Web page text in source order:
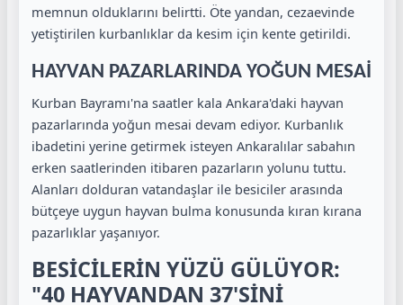
memnun olduklarını belirtti. Öte yandan, cezaevinde
yetiştirilen kurbanlıklar da kesim için kente getirildi.
HAYVAN PAZARLARINDA YOĞUN MESAİ
Kurban Bayramı'na saatler kala Ankara'daki hayvan
pazarlarında yoğun mesai devam ediyor. Kurbanlık
ibadetini yerine getirmek isteyen Ankaralılar sabahın
erken saatlerinden itibaren pazarların yolunu tuttu.
Alanları dolduran vatandaşlar ile besiciler arasında
bütçeye uygun hayvan bulma konusunda kıran kırana
pazarlıklar yaşanıyor.
BESİCİLERİN YÜZÜ GÜLÜYOR:
"40 HAYVANDAN 37'SİNİ